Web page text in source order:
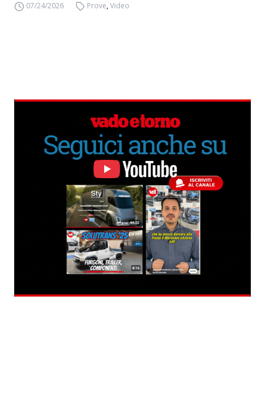
07/24/2026 Prove,Video